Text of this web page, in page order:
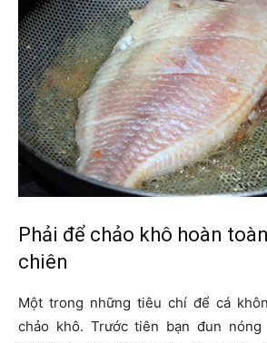
Phải để chảo khô hoàn
chiên
Một trong những tiêu chí để cá
chảo khô. Trước tiên bạn đun